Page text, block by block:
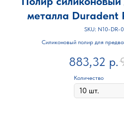
металла Duradent
SKU: N10-DR-
Силиконовый полир для
Количество в
883,32 р.
Количество